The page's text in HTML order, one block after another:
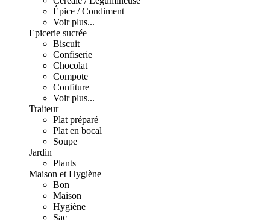
Épice / Condiment
Voir plus...
Epicerie sucrée
Biscuit
Confiserie
Chocolat
Compote
Confiture
Voir plus...
Traiteur
Plat préparé
Plat en bocal
Soupe
Jardin
Plants
Maison et Hygiène
Bon
Maison
Hygiène
Sac